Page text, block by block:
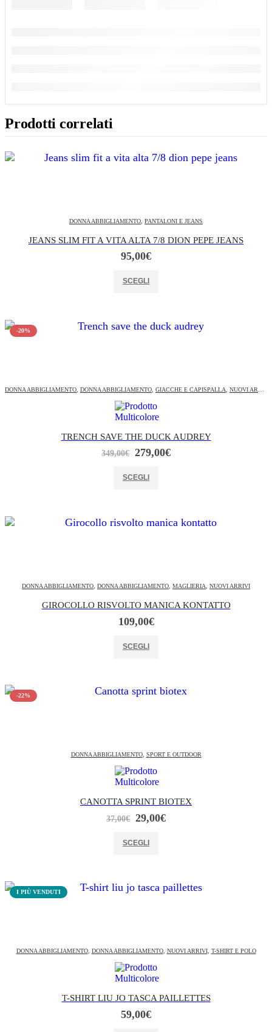
Prodotti correlati
DONNA ABBIGLIAMENTO PANTALONI E JEANS
JEANS SLIM FIT A VITA ALTA 7/8 DION PEPE JEANS
95,00€
SCEGLI
-20%
DONNA ABBIGLIAMENTO DONNA ABBIGLIAMENTO GIACCHE E CAPISPALLA NUOVI ARRIVI
TRENCH SAVE THE DUCK AUDREY
349,00€ Il
originale
era:
279,00€Il
SCEGLI
DONNA ABBIGLIAMENTO DONNA ABBIGLIAMENTO MAGLIERIA NUOVI ARRIVI
GIROCOLLO RISVOLTO MANICA KONTATTO
109,00€
SCEGLI
-22%
DONNA ABBIGLIAMENTO, SPORT E OUTDOOR
CANOTTA SPRINT BIOTEX
37,00€ Il
originale
era:
29,00€Il
SCEGLI
I PIÙ VENDUTI
DONNA ABBIGLIAMENTO, DONNA ABBIGLIAMENTO, NUOVI ARRIVI, T-SHIRT E POLO
T-SHIRT LIU JO TASCA PAILLETTES
59,00€